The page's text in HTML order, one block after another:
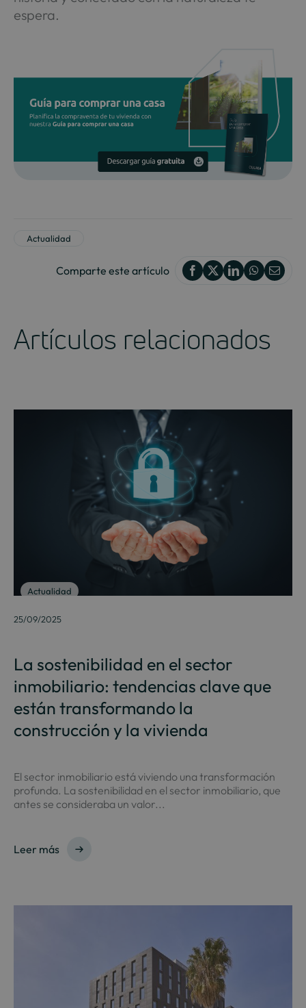
espera.
Actualidad
Comparte este artículo
Artículos relacionados
Actualidad
25/09/2025
La sostenibilidad en el sector
inmobiliario: tendencias clave que
están transformando la
construcción y la vivienda
El sector inmobiliario está viviendo una transformación
profunda. La sostenibilidad en el sector inmobiliario, que
antes se consideraba un valor...
Leer más